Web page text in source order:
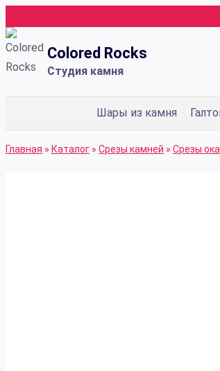
к
содержимомуColored Rocks
Студия камня
Шары из камня
Главная » Каталог » Срезы камней » Срезы